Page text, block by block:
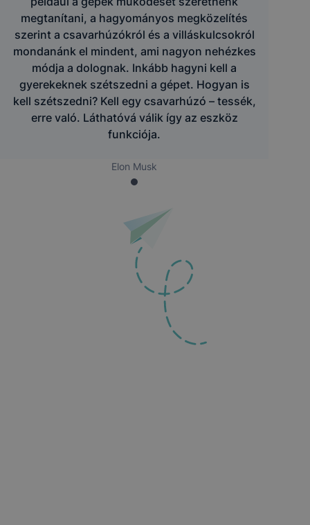
megtanítani, a hagyományos megközelítés
szerint a csavarhúzókról és a villáskulcsokról
mondanánk el mindent, ami nagyon nehézkes
módja a dolognak. Inkább hagyni kell a
gyerekeknek szétszedni a gépet. Hogyan is
kell szétszedni? Kell egy csavarhúzó – tessék,
erre való. Láthatóvá válik így az eszköz
funkciója.
Elon Musk